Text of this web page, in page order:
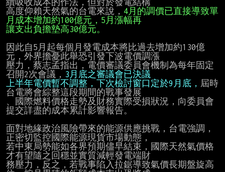
續吸收成本的作法，但對於發電結構
高度仰賴天然氣的台電來說， 4月的調價已直接導致單
月成本增加約100億元，5月漲幅再
讓支出負擔墊高30億元。
因此自5月起每個月發電成本將比過去增加約130億
元，外界擔憂此舉恐引發下波電價調漲
壓力，蔡志孟指出，電價審議委員會機制為每年固定
召開2次會議， 3月底之審議會已決議
上半年電價暫不調整，下次檢討窗口定於9月底， 屆時
台電將會綜整這段期間的戰事發展
、國際燃料價格走勢及財務實際受損狀況，向委員會
提交詳盡的成本累計影響報告。
面對地緣政治風險帶來的能源供應挑戰，台電強調，
正密切監控國際能源現貨市場動態，
若中東局勢能如各界預期儘早結束，國際天然氣價格
才有望隨之回穩並實質減輕發電端財
務壓力，反之，若戰事陷入拉鋸導致氣價長期盤旋高